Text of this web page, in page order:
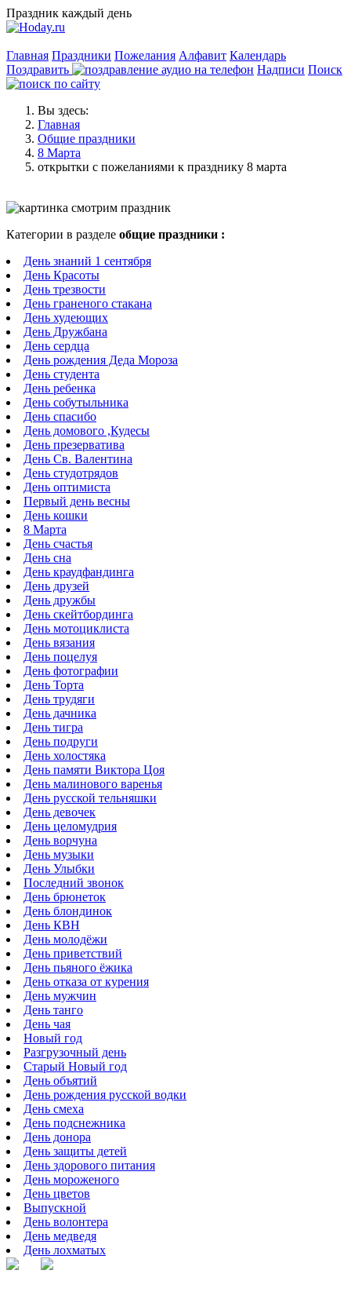
Праздник каждый день
Главная Праздники Пожелания Алфавит Календарь
Поздравить
Надписи Поиск
Вы здесь:
Главная
Общие праздники
8 Марта
открытки с пожеланиями к празднику 8 марта
Категории в разделе общие праздники :
День знаний 1 сентября
День Красоты
День трезвости
День граненого стакана
День худеющих
День Дружбана
День сердца
День рождения Деда Мороза
День студента
День ребенка
День собутыльника
День спасибо
День домового ,Кудесы
День презерватива
День Св. Валентина
День студотрядов
День оптимиста
Первый день весны
День кошки
8 Марта
День счастья
День сна
День краудфандинга
День друзей
День дружбы
День скейтбординга
День мотоциклиста
День вязания
День поцелуя
День фотографии
День Торта
День трудяги
День дачника
День тигра
День подруги
День холостяка
День памяти Виктора Цоя
День малинового варенья
День русской тельняшки
День девочек
День целомудрия
День ворчуна
День музыки
День Улыбки
Последний звонок
День брюнеток
День блондинок
День КВН
День молодёжи
День приветствий
День пьяного ёжика
День отказа от курения
День мужчин
День танго
День чая
Новый год
Разгрузочный день
Старый Новый год
День объятий
День рождения русской водки
День смеха
День подснежника
День донора
День защиты детей
День здорового питания
День мороженого
День цветов
Выпускной
День волонтера
День медведя
День лохматых